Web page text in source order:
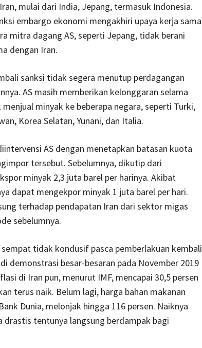
mulai dari India, Jepang, termasuk Indonesia.
embargo ekonomi mengakhiri upaya kerja sama
mitra dagang AS, seperti Jepang, tidak berani
dengan Iran.
sanksi tidak segera menutup perdagangan
AS masih memberikan kelonggaran selama
minyak ke beberapa negara, seperti Turki,
Korea Selatan, Yunani, dan Italia.
AS dengan menetapkan batasan kuota
tersebut. Sebelumnya, dikutip dari
minyak 2,3 juta barel per harinya. Akibat
dapat mengekpor minyak 1 juta barel per hari.
terhadap pendapatan Iran dari sektor migas
sebelumnya.
tidak kondusif pasca pemberlakuan kembali
demonstrasi besar-besaran pada November 2019
di Iran pun, menurut IMF, mencapai 30,5 persen
terus naik. Belum lagi, harga bahan makanan
Dunia, melonjak hingga 116 persen. Naiknya
drastis tentunya langsung berdampak bagi